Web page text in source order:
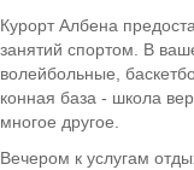
Курорт Албена
занятий спортом. В
волейбольные,
конная база - школа
многое другое.
Вечером к услугам